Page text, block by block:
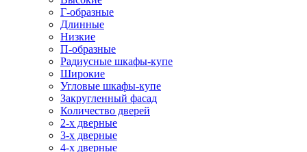
Г-образные
Длинные
Низкие
П-образные
Радиусные шкафы-купе
Широкие
Угловые шкафы-купе
Закругленный фасад
Количество дверей
2-х дверные
3-х дверные
4-х дверные